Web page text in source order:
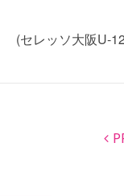
(セレッソ大阪